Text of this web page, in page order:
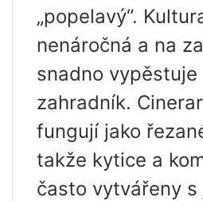
„popelavý“.
nenáročná a na
snadno
zahradník.
fungují jako
takže kytice a
často vytvářeny